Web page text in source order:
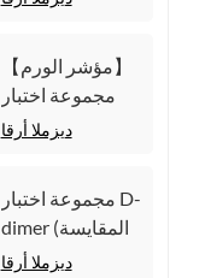
الضوئية
المتجانسة)
【مؤشر الورم】
مجموعة اختبار
مستضد السرطان
الكيميائية الضوئية
المتجانسة)
ديزملا أرقا
مجموعة اختبار D-
dimer (المقايسة
المناعية للتألق
ديزملا أرقا